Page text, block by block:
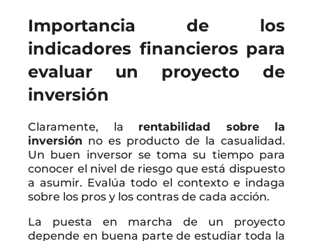
Importancia de los
indicadores financieros para
evaluar un proyecto de
inversión
Claramente, la rentabilidad sobre la
inversión no es producto de la casualidad.
Un buen inversor se toma su tiempo para
conocer el nivel de riesgo que está dispuesto
a asumir. Evalúa todo el contexto e indaga
sobre los pros y los contras de cada acción.
La puesta en marcha de un proyecto
depende en buena parte de estudiar toda la